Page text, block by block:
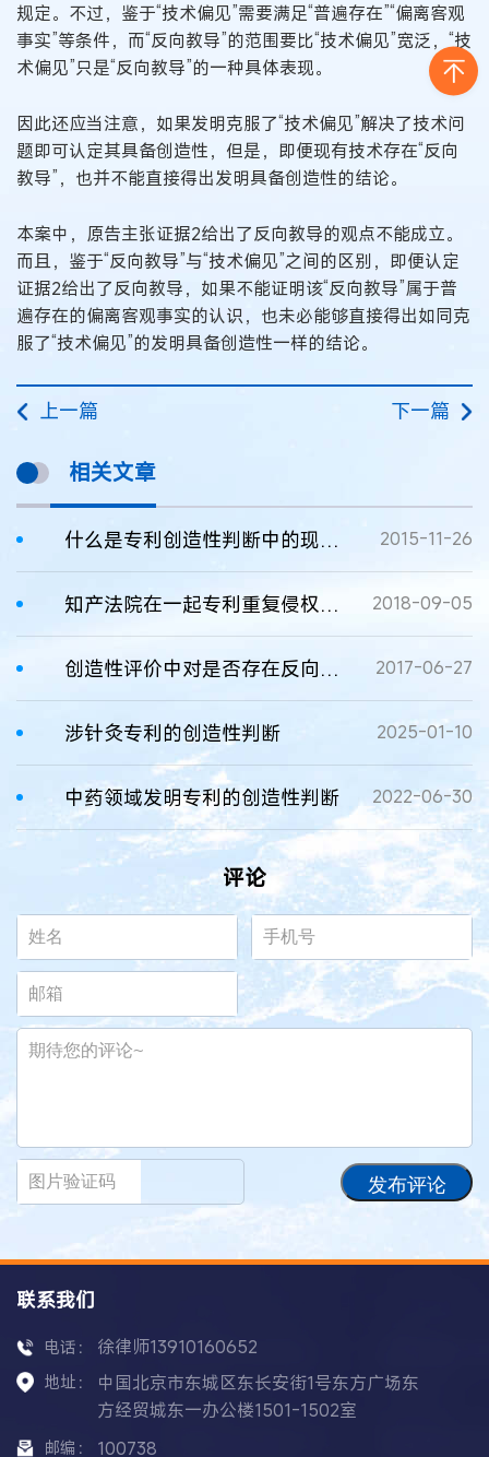
规定。不过，鉴于“技术偏见”需要满足“普遍存在”“偏离客观
事实”等条件，而“反向教导”的范围要比“技术偏见”宽泛，“技
术偏见”只是“反向教导”的一种具体表现。
因此还应当注意，如果发明克服了“技术偏见”解决了技术问
题即可认定其具备创造性，但是，即便现有技术存在“反向
教导”，也并不能直接得出发明具备创造性的结论。
本案中，原告主张证据2给出了反向教导的观点不能成立。
而且，鉴于“反向教导”与“技术偏见”之间的区别，即便认定
证据2给出了反向教导，如果不能证明该“反向教导”属于普
遍存在的偏离客观事实的认识，也未必能够直接得出如同克
服了“技术偏见”的发明具备创造性一样的结论。
上一篇 下一篇
相关文章
什么是专利创造性判断中的现有技术反向教导? 2015-11-26
知产法院在一起专利重复侵权案件中判决高额赔偿 2018-09-05
创造性评价中对是否存在反向教导的客观认定 2017-06-27
涉针灸专利的创造性判断 2025-01-10
中药领域发明专利的创造性判断 2022-06-30
评论
发布评论
联系我们
电话： 徐律师13910160652
地址：
中国北京市东城区东长安街1号东方广场东
方经贸城东一办公楼1501-1502室
邮编： 100738